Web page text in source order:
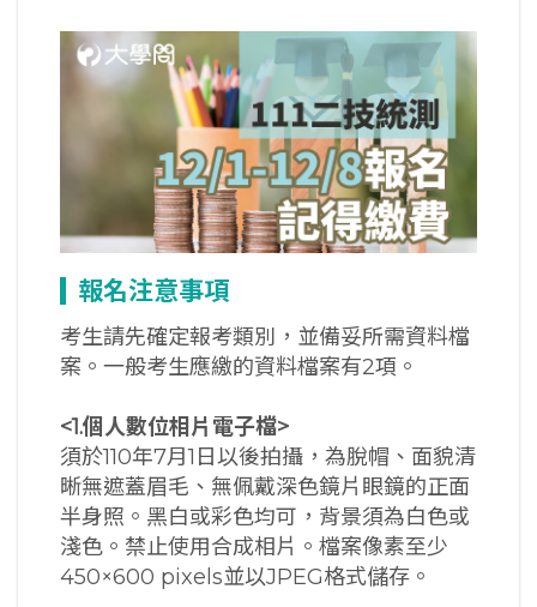
報名注意事項
考生請先確定報考類別，並備妥所需資料檔
案。一般考生應繳的資料檔案有2項。
<1.個人數位相片電子檔>
須於110年7月1日以後拍攝，為脫帽、面貌清
晰無遮蓋眉毛、無佩戴深色鏡片眼鏡的正面
半身照。黑白或彩色均可，背景須為白色或
淺色。禁止使用合成相片。檔案像素至少
450×600 pixels並以JPEG格式儲存。